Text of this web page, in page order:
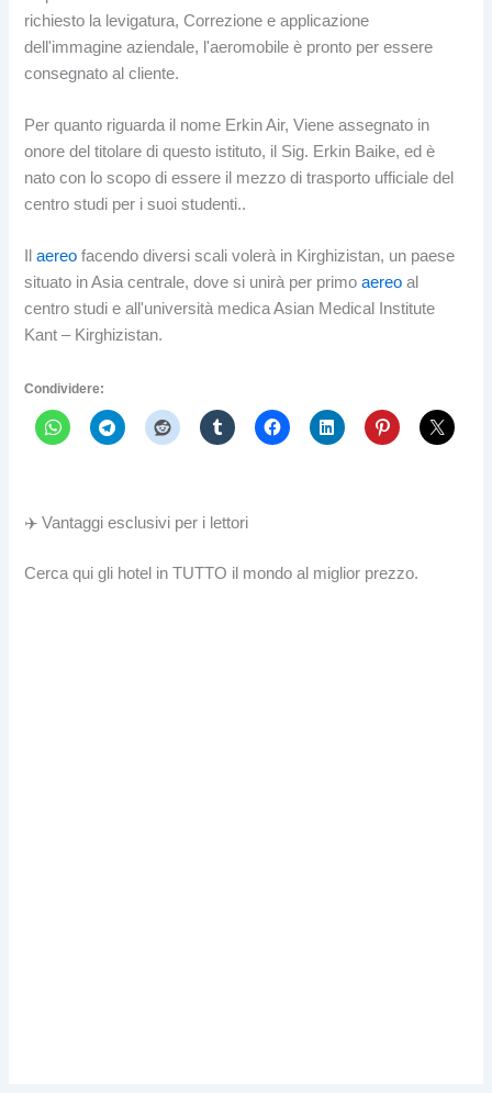
richiesto la levigatura, Correzione e applicazione
dell'immagine aziendale, l'aeromobile è pronto per essere
consegnato al cliente.
Per quanto riguarda il nome Erkin Air, Viene assegnato in
onore del titolare di questo istituto, il Sig. Erkin Baike, ed è
nato con lo scopo di essere il mezzo di trasporto ufficiale del
centro studi per i suoi studenti..
Ilaereo facendo diversi scali volerà in Kirghizistan, un paese
situato in Asia centrale, dove si unirà per primoaereo al
centro studi e all'università medica Asian Medical Institute
Kant – Kirghizistan.
Condividere:
✈️ Vantaggi esclusivi per i lettori
Cerca qui gli hotel in TUTTO il mondo al miglior prezzo.